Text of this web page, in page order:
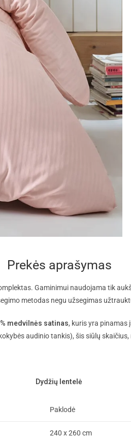
Prekės aprašymas
Gaminimui naudojama tik
metodas negu užsegimas
medvilnės satinas, kuris yra pinamas
audinio tankis), šis siūlų
Dydžių lentelė
Paklodė
240 x 260 cm